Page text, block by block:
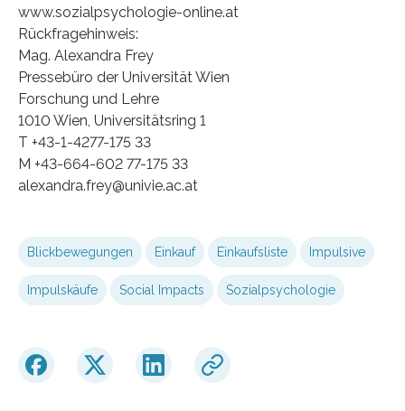
www.sozialpsychologie-online.at
Rückfragehinweis:
Mag. Alexandra Frey
Pressebüro der Universität Wien
Forschung und Lehre
1010 Wien, Universitätsring 1
T +43-1-4277-175 33
M +43-664-602 77-175 33
alexandra.frey@univie.ac.at
Blickbewegungen Einkauf Einkaufsliste Impulsive
Impulskäufe Social Impacts Sozialpsychologie